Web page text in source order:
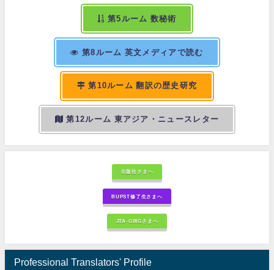
第5ルーム 数秘術
第8ルーム 英文メディアで読む
第10ルーム 翻訳の歴史研究
第12ルーム 東アジア・ニュースレター
出版社さまへ
BUPST修了生さまへ
JTA-GWGさまへ
Professional Translators' Profile